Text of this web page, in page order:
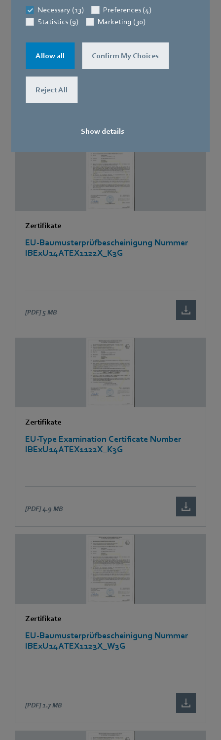
Necessary (13)
Preferences (4)
Statistics (9)
Marketing (30)
Allow all Confirm My Choices
Reject All
Show details
Compliance - Gas valves and iNR
Zertifikate
EU-Baumusterprüfbescheinigung Nummer
IBExU14ATEX1122X_K3G
[PDF] 5 MB
Zertifikate
EU-Type Examination Certificate Number
IBExU14ATEX1122X_K3G
[PDF] 4.9 MB
Zertifikate
EU-Baumusterprüfbescheinigung Nummer
IBExU14ATEX1123X_W3G
[PDF] 1.7 MB